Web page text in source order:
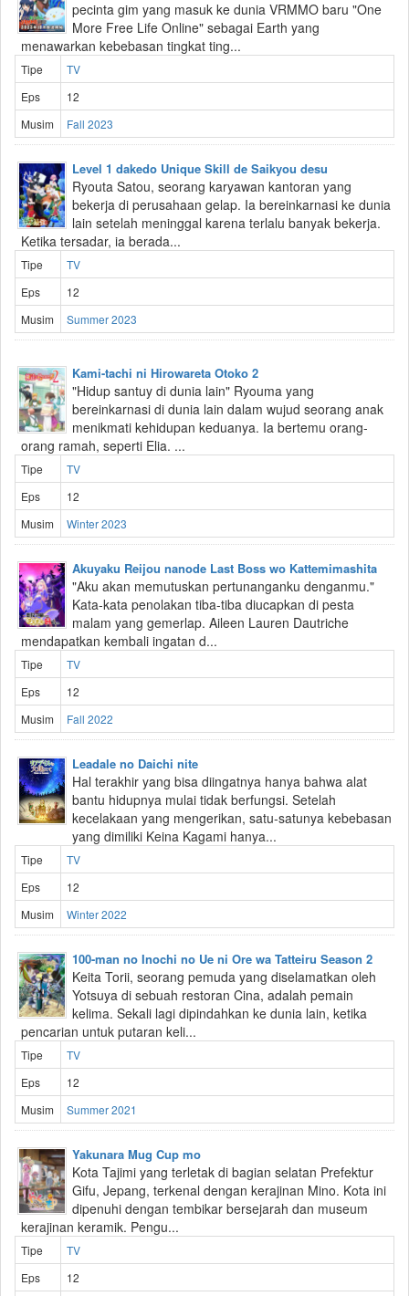
pecinta gim yang masuk ke dunia VRMMO baru "One
More Free Life Online" sebagai Earth yang
menawarkan kebebasan tingkat ting...
Tipe
TV
Eps
12
Musim
Fall 2023
Level 1 dakedo Unique Skill de Saikyou desu
Ryouta Satou, seorang karyawan kantoran yang
bekerja di perusahaan gelap. Ia bereinkarnasi ke dunia
lain setelah meninggal karena terlalu banyak bekerja.
Ketika tersadar, ia berada...
Tipe
TV
Eps
12
Musim
Summer 2023
Kami-tachi ni Hirowareta Otoko 2
"Hidup santuy di dunia lain" Ryouma yang
bereinkarnasi di dunia lain dalam wujud seorang anak
menikmati kehidupan keduanya. Ia bertemu orang-
orang ramah, seperti Elia. ...
Tipe
TV
Eps
12
Musim
Winter 2023
Akuyaku Reijou nanode Last Boss wo Kattemimashita
"Aku akan memutuskan pertunanganku denganmu."
Kata-kata penolakan tiba-tiba diucapkan di pesta
malam yang gemerlap. Aileen Lauren Dautriche
mendapatkan kembali ingatan d...
Tipe
TV
Eps
12
Musim
Fall 2022
Leadale no Daichi nite
Hal terakhir yang bisa diingatnya hanya bahwa alat
bantu hidupnya mulai tidak berfungsi. Setelah
kecelakaan yang mengerikan, satu-satunya kebebasan
yang dimiliki Keina Kagami hanya...
Tipe
TV
Eps
12
Musim
Winter 2022
100-man no Inochi no Ue ni Ore wa Tatteiru Season 2
Keita Torii, seorang pemuda yang diselamatkan oleh
Yotsuya di sebuah restoran Cina, adalah pemain
kelima. Sekali lagi dipindahkan ke dunia lain, ketika
pencarian untuk putaran keli...
Tipe
TV
Eps
12
Musim
Summer 2021
Yakunara Mug Cup mo
Kota Tajimi yang terletak di bagian selatan Prefektur
Gifu, Jepang, terkenal dengan kerajinan Mino. Kota ini
dipenuhi dengan tembikar bersejarah dan museum
kerajinan keramik. Pengu...
Tipe
TV
Eps
12